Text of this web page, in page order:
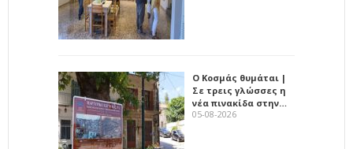
Ο Κοσμάς θυμάται |
Σε τρεις γλώσσες η
νέα πινακίδα στην…
05-08-2026